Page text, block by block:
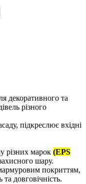
декоративного та
різного
підкреслює вхідні
різних марок (EPS
шару.
покриттям,
та довговічність.